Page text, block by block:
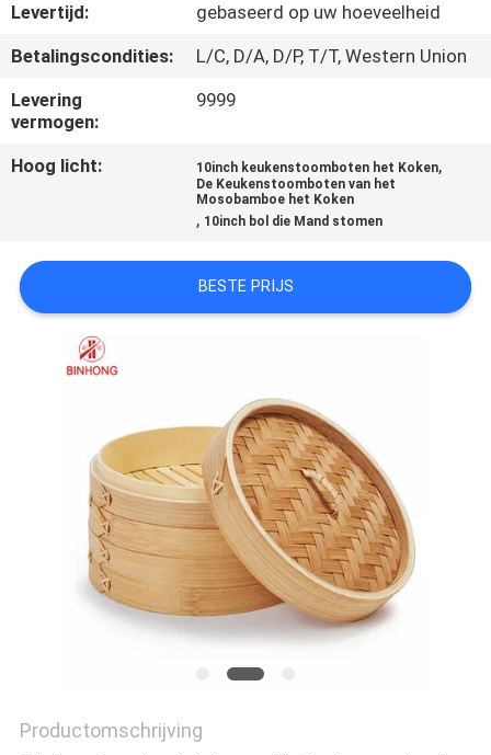
SITEMAP
PRIVACY
POLICY
Levertijd:
gebaseerd op uw hoeveelheid
Betalingscondities:
L/C, D/A, D/P, T/T, Western Union
Levering
vermogen:
9999
Hoog licht: 10inch keukenstoomboten het Koken,
De Keukenstoomboten van het
Mosobamboe het Koken
, 10inch bol die Mand stomen
BESTE PRIJS
Productomschrijving